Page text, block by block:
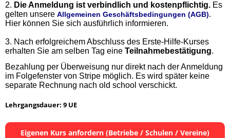
2. Die Anmeldung ist verbindlich und kostenpflichtig. Es
gelten unsere Allgemeinen Geschäftsbedingungen (AGB).
Hier können Sie sich ausführlich informieren.
3. Nach erfolgreichem Abschluss des Erste-Hilfe-Kurses
erhalten Sie am selben Tag eine Teilnahmebestätigung.
Bezahlung per Überweisung nur direkt nach der Anmeldung
im Folgefenster von Stripe möglich. Es wird später keine
separate Rechnung nach old school verschickt.
Lehrgangsdauer: 9 UE
Eigenen Kurs anfordern (Betriebe / Schulen / Vereine)